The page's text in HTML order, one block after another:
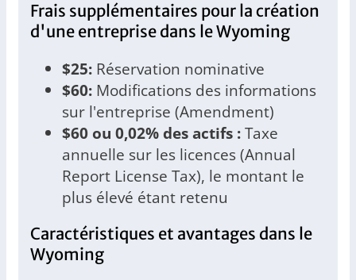
Frais supplémentaires pour la création
d'une entreprise dans le Wyoming
$25: Réservation nominative
$60: Modifications des informations
sur l'entreprise (Amendment)
$60 ou 0,02% des actifs :Taxe
annuelle sur les licences (Annual
Report License Tax), le montant le
plus élevé étant retenu
Caractéristiques et avantages dans le
Wyoming